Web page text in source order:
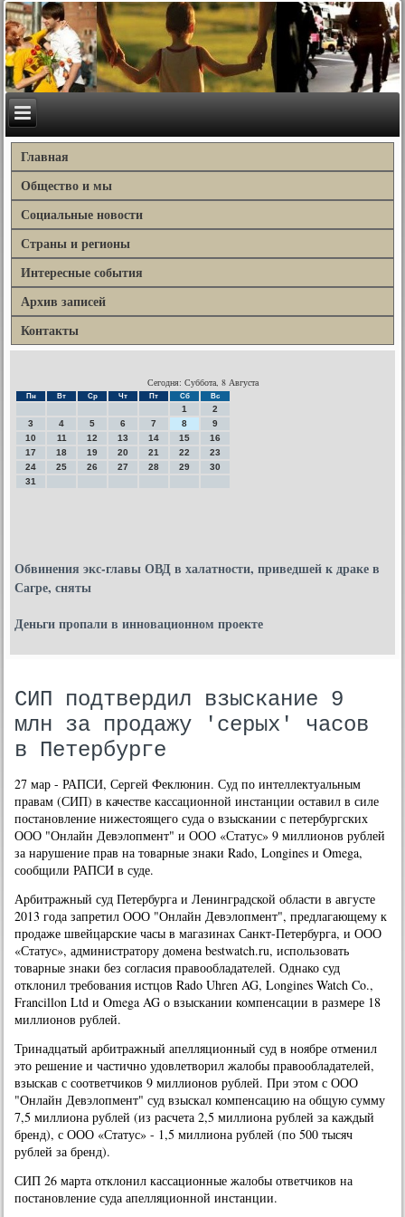
Главная
Общество и мы
Социальные новости
Страны и регионы
Интересные события
Архив записей
Контакты
Сегодня: Суббота, 8 Августа
Пн Вт Ср Чт Пт Сб Вс
1
2
3
4 5 6 7 8
9
10
11 12 13 14 15
16
17
18 19 20 21 22
23
24
25 26 27 28 29
30
31
Обвинения экс-главы ОВД в халатности, приведшей к драке в
Сагре, сняты
Деньги пропали в инновационном проекте
СИП подтвердил взыскание 9
млн за продажу 'серых' часов
в Петербурге
27 мар - РАПСИ, Сергей Феклюнин. Суд по интеллектуальным
правам (СИП) в качестве кассационной инстанции оставил в силе
постановление нижестоящего суда о взыскании с петербургских
ООО "Онлайн Девэлопмент" и ООО «Статус» 9 миллионов рублей
за нарушение прав на товарные знаки Rado, Longines и Omega,
сообщили РАПСИ в суде.
Арбитражный суд Петербурга и Ленинградской области в августе
2013 года запретил ООО "Онлайн Девэлопмент", предлагающему к
продаже швейцарские часы в магазинах Санкт-Петербурга, и ООО
«Статус», администратору домена bestwatch.ru, использовать
товарные знаки без согласия правообладателей. Однако суд
отклонил требования истцов Rado Uhren AG, Longines Watch Co.,
Francillon Ltd и Omega AG о взыскании компенсации в размере 18
миллионов рублей.
Тринадцатый арбитражный апелляционный суд в ноябре отменил
это решение и частично удовлетворил жалобы правообладателей,
взыскав с соответчиков 9 миллионов рублей. При этом с ООО
"Онлайн Девэлопмент" суд взыскал компенсацию на общую сумму
7,5 миллиона рублей (из расчета 2,5 миллиона рублей за каждый
бренд), с ООО «Статус» - 1,5 миллиона рублей (по 500 тысяч
рублей за бренд).
СИП 26 марта отклонил кассационные жалобы ответчиков на
постановление суда апелляционной инстанции.